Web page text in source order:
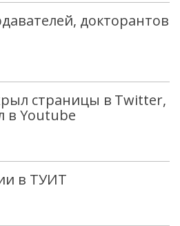
докторантов
страницы в Twitter,
в Youtube
в ТУИТ